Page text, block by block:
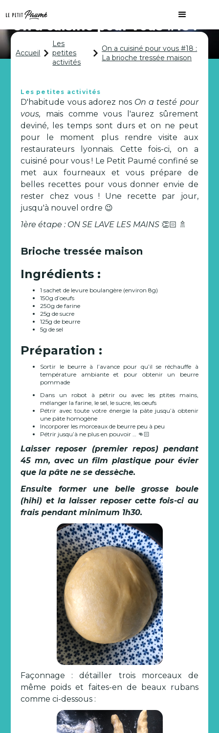
On a cuisiné pour vous #18 :
La brioche tressée maison
Accueil
Les
petites
activités
On a cuisiné pour vous #18 :
La brioche tressée maison
Les petites activités
D'habitude vous adorez nos On a testé pour
vous, mais comme vous l'aurez sûrement
deviné, les temps sont durs et on ne peut
pour le moment plus rendre visite aux
restaurateurs lyonnais. Cette fois-ci, on a
cuisiné pour vous ! Le Petit Paumé confiné se
met aux fourneaux et vous prépare de
belles recettes pour vous donner envie de
rester chez vous ! Une recette par jour,
jusqu'à nouvel ordre 😉
1ère étape : ON SE LAVE LES MAINS 👏🏻 🚿
Brioche tressée maison
Ingrédients :
1 sachet de levure boulangère (environ 8g)
150g d’oeufs
250g de farine
25g de sucre
125g de beurre
5g de sel
Préparation :
Sortir le beurre à l’avance pour qu’il se réchauffe à
température ambiante et pour obtenir un beurre
pommade
Dans un robot à pétrir ou avec les ptites mains,
mélanger la farine, le sel, le sucre, les oeufs
Pétrir avec toute votre énergie la pâte jusqu’à obtenir
une pâte homogène
Incorporer les morceaux de beurre peu à peu
Pétrir jusqu’à ne plus en pouvoir … 👊🏻
Laisser reposer (premier repos) pendant
45 mn, avec un film plastique pour évier
que la pâte ne se dessèche.
Ensuite former une belle grosse boule
(hihi) et la laisser reposer cette fois-ci au
frais pendant minimum 1h30.
Façonnage : détailler trois morceaux de
même poids et faites-en de beaux rubans
comme ci-dessous :